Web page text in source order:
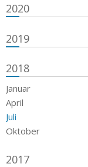
2020
2019
2018
Januar
April
Juli
Oktober
2017